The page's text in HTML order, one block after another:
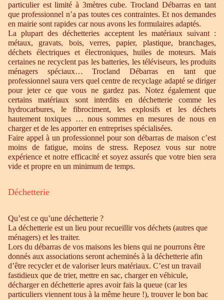
particulier est limité à 3mètres cube. Trocland Débarras en tant
que professionnel n’a pas toutes ces contraintes. Et nos demandes
en mairie sont rapides car nous avons les formulaires adaptés.
La plupart des déchetteries acceptent les matériaux suivant :
métaux, gravats, bois, verres, papier, plastique, branchages,
déchets électriques et électroniques, huiles de moteurs. Mais
certaines ne recyclent pas les batteries, les téléviseurs, les produits
ménagers spéciaux… Trocland Débarras en tant que
professionnel saura vers quel centre de recyclage adapté se diriger
pour jeter ce que vous ne gardez pas. Notez également que
certains matériaux sont interdits en déchetterie comme les
hydrocarbures, le fibrociment, les explosifs et les déchets
hautement toxiques … nous sommes en mesures de nous en
charger et de les apporter en entreprises spécialisées.
Faire appel à un professionnel pour son débarras de maison c’est
moins de fatigue, moins de stress. Reposez vous sur notre
expérience et notre efficacité et soyez assurés que votre bien sera
vide et propre en un minimum de temps.
Déchetterie
Qu’est ce qu’une déchetterie ?
La déchetterie est un lieu pour recueillir vos déchets (autres que
ménagers) et les traiter.
Lors du débarras de vos maisons les biens qui ne pourrons être
donnés aux associations seront acheminés à la déchetterie afin
d’être recycler et de valoriser leurs matériaux. C’est un travail
fastidieux que de trier, mettre en sac, charger en véhicule,
décharger en déchetterie apres avoir fais la queue (car les
particuliers viennent tous à la même heure !), trouver le bon bac